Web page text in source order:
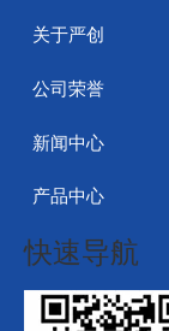
关于严创
公司荣誉
新闻中心
产品中心
快速导航